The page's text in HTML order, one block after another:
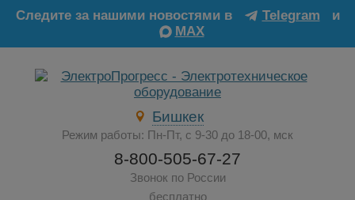
Следите за нашими новостями в Telegram
и
MAX
Бишкек
Режим работы: Пн-Пт, с 9-30 до 18-00, мск
8-800-505-67-27
Звонок по России
бесплатно